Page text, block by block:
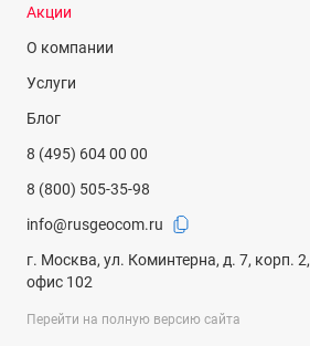
Акции
О компании
Услуги
Блог
8 (495) 604 00 00
8 (800) 505-35-98
info@rusgeocom.ru
г. Москва, ул. Коминтерна, д. 7, корп. 2,
офис 102
Перейти на полную версию сайта